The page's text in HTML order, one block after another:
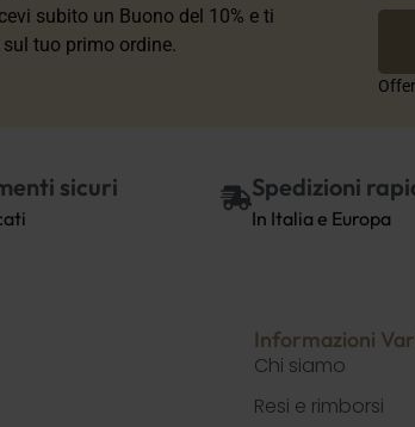
subito un Buono del 10% e ti
tuo primo ordine.
sicuri Spedizioni
In Italia e Europa
Informazioni
Chi siamo
Resi e rimborsi